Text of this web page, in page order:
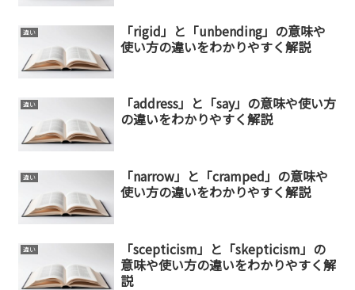
違い
「rigid」と「unbending」の意味や
使い方の違いをわかりやすく解説
違い
「address」と「say」の意味や使い方
の違いをわかりやすく解説
違い
「narrow」と「cramped」の意味や
使い方の違いをわかりやすく解説
違い
「scepticism」と「skepticism」の
意味や使い方の違いをわかりやすく解
説